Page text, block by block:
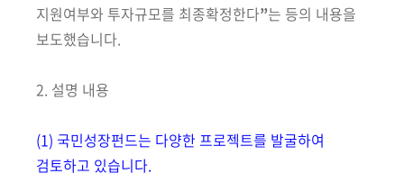
지원여부와 투자규모를 최종확정한다”는 등의 내용을
보도했습니다.
2. 설명 내용
(1) 국민성장펀드는 다양한 프로젝트를 발굴하여
검토하고 있습니다.